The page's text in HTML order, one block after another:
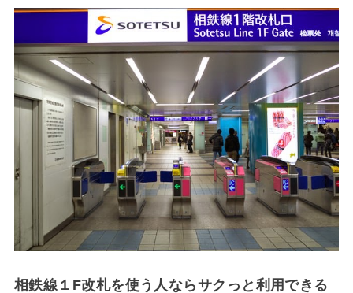
相鉄線１F改札を使う人ならサクっと利用できる